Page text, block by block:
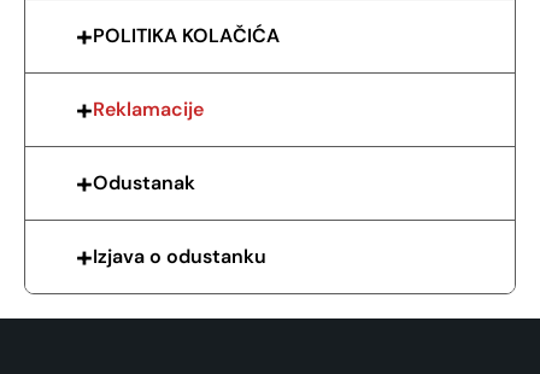
POLITIKA KOLAČIĆA
Reklamacije
Odustanak
Izjava o odustanku